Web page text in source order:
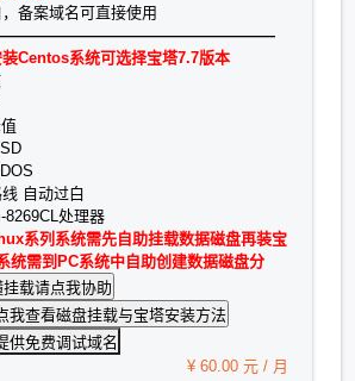
备案域名可直接使用
Centos系统可选择宝塔7.7版本
自动过白
8269CL处理器
系列系统需先自助挂载数据磁盘再装宝
统需到PC系统中自助创建数据磁盘分
供免费调试域名
¥ 60.00 元 / 月